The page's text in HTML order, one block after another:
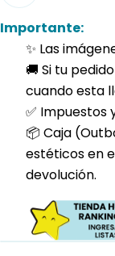
Importante:
✨ Las
🚚 Si tu
cuando esta
✅ Impuestos
📦 Caja
estéticos en
devolución.